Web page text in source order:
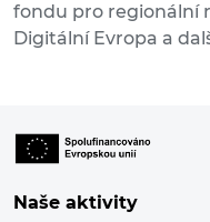
fondu pro regionální
Digitální Evropa a
Naše aktivity